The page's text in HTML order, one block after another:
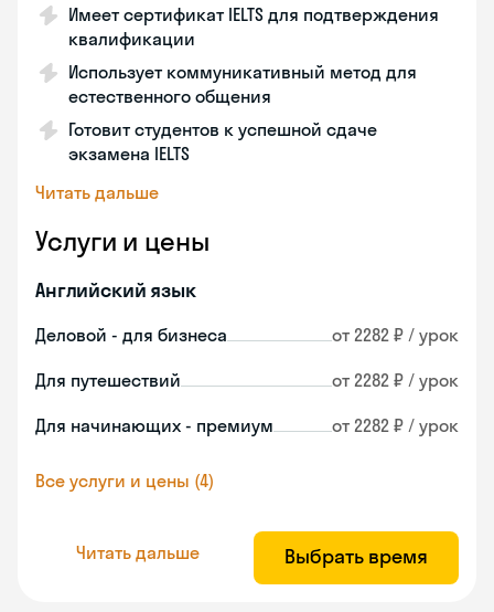
Имеет сертификат IELTS для подтверждения
квалификации
Использует коммуникативный метод для
естественного общения
Готовит студентов к успешной сдаче
экзамена IELTS
Читать дальше
Услуги и цены
Английский язык
Деловой - для бизнеса от 2282 ₽ / урок
Для путешествий от 2282 ₽ / урок
Для начинающих - премиум от 2282 ₽ / урок
Все услуги и цены (4)
Читать дальше Выбрать время